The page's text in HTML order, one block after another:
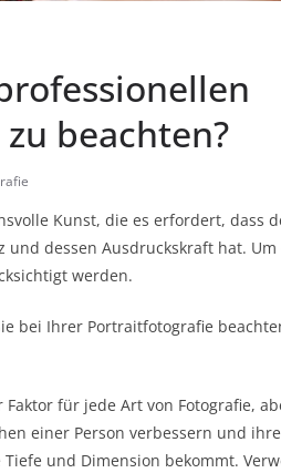
beachten?
Kunst, die es erfordert, dass
dessen Ausdruckskraft hat.
werden.
bei Ihrer Portraitfotografie
für jede Art von Fotografie,
einer Person verbessern und
und Dimension bekommt.